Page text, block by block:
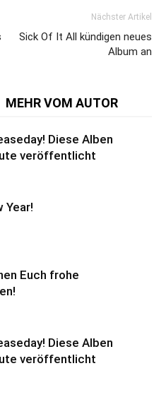
Nächster Artikel
Sick Of It All kündigen neues
Album an
MEHR VOM AUTOR
Diese Alben
veröffentlicht
Year!
Euch frohe
Diese Alben
veröffentlicht